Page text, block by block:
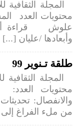
محتويات العدد
علوش قراءة
وأبعادها /عليان [...]
طلقة تـنوير 99
محتويات
من ملء الفراغ